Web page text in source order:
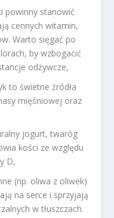
powinny stanowić
cennych witamin,
Warto sięgać po
by wzbogacić
odżywcze,
to świetne źródła
mięśniowej oraz
jogurt, twaróg
kości ze względu
D,
(np. oliwa z oliwek)
na serce i sprzyjają
w tłuszczach.